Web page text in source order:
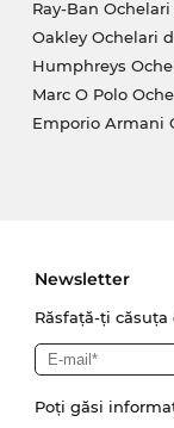
Ray-Ban
Oakley Ochelari
Humphreys
Marc O Polo
Emporio Armani
Newsletter
Răsfață-ți
Poți găsi